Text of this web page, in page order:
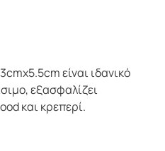
είναι ιδανικό
εξασφαλίζει
και κρεπερί.